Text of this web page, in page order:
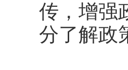
传，增强
分了解政